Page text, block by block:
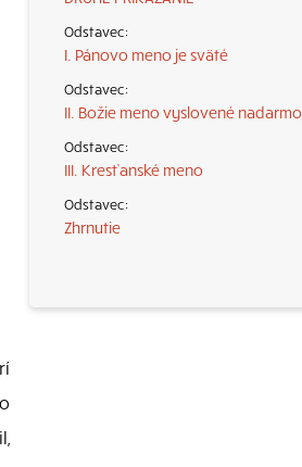
I. Pánovo meno je sväté
II. Božie meno vyslovené nadarmo
III. Kresťanské meno
Zhrnutie